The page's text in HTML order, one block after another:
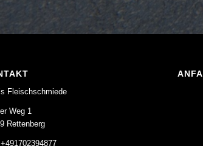
Fleischschmiede
Weg 1
Rettenberg